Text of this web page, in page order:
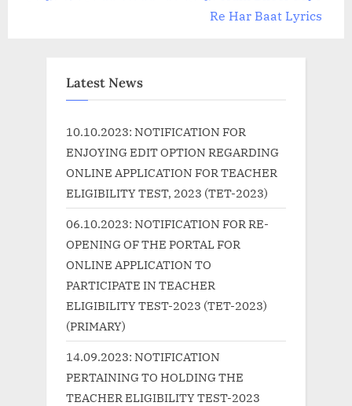
Re Har Baat Lyrics
Latest News
10.10.2023: NOTIFICATION FOR
ENJOYING EDIT OPTION REGARDING
ONLINE APPLICATION FOR TEACHER
ELIGIBILITY TEST, 2023 (TET-2023)
06.10.2023: NOTIFICATION FOR RE-
OPENING OF THE PORTAL FOR
ONLINE APPLICATION TO
PARTICIPATE IN TEACHER
ELIGIBILITY TEST-2023 (TET-2023)
(PRIMARY)
14.09.2023: NOTIFICATION
PERTAINING TO HOLDING THE
TEACHER ELIGIBILITY TEST-2023